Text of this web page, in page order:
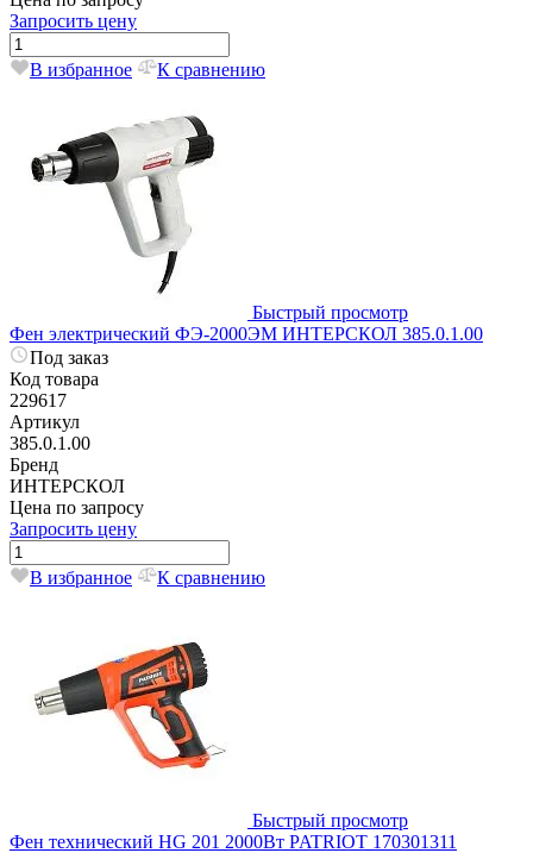
Запросить цену
В избранное К сравнению
Быстрый просмотр
Фен электрический ФЭ-2000ЭМ ИНТЕРСКОЛ 385.0.1.00
Под заказ
Код товара
229617
Артикул
385.0.1.00
Бренд
ИНТЕРСКОЛ
Цена по запросу
Запросить цену
В избранное К сравнению
Быстрый просмотр
Фен технический HG 201 2000Вт PATRIOT 170301311